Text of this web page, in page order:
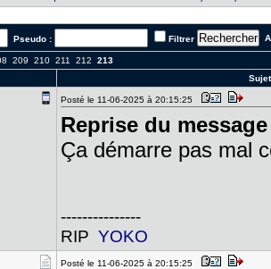
Pseudo : Filtrer
209 210 211 212
213
Posté le 11-06-2025 à 20:15:25
Reprise du
Ça démarre pas mal
---------------
RIP YOKO
Posté le 11-06-2025 à 20:15:25